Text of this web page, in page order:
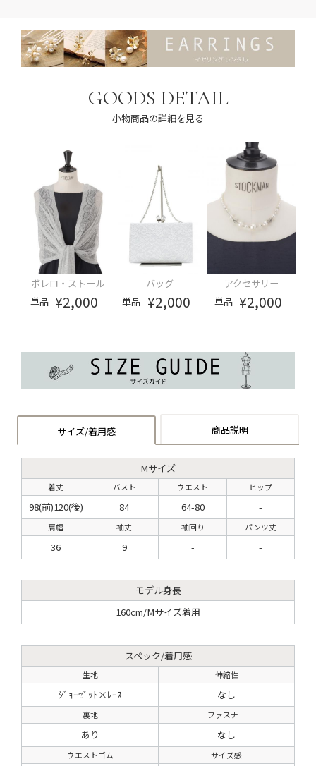
GOODS DETAIL
小物商品の詳細を見る
ボレロ・ストール
単品 ¥2,000
バッグ
単品 ¥2,000
アクセサリー
単品 ¥2,000
サイズ/着用感 商品説明
Mサイズ
着丈 バスト ウエスト ヒップ
98(前)120(後) 84 64-80 -
肩幅 袖丈 袖回り パンツ丈
36 9 - -
モデル身長
160cm/Mサイズ着用
スペック/着用感
生地 伸縮性
ｼﾞｮｰｾﾞｯﾄ×ﾚｰｽ なし
裏地 ファスナー
あり なし
ウエストゴム サイズ感